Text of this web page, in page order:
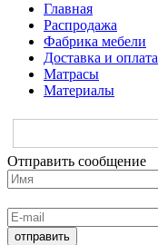
Главная
Распродажа
Фабрика мебели
Доставка и оплата
Матрасы
Материалы
Отправить сообщение